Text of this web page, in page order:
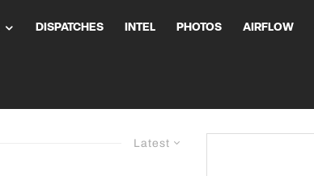
DISPATCHES INTEL PHOTOS AIRFLOW
Latest